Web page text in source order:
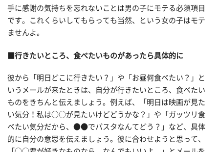
手に感謝の気持ちを忘れないことは男の子にモテる必須項目
です。これくらいしてもらっても当然、という女の子はモテ
ませんよ。
■行きたいところ、食べたいものがあったら具体的に
彼から「明日どこに行きたい？」や「お昼何食べたい？」と
いうメールが来たときは、自分が行きたいところ、食べたい
ものをきちんと伝えましょう。例えば、「明日は映画が見た
い気分！私は○○が見たいけどどうかな？」や「ガッツリ食
べたい気分だから、●●でパスタなんてどう？」など、具体
的に自分の意思を伝えましょう。彼に合わせようと思って、